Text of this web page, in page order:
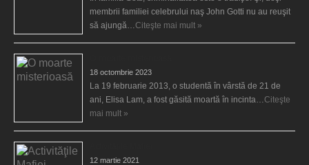
membrii familiei celebrului naş John Gotti nu au reuşit
să ajungă…Citeşte mai mult »
18 octombrie 2023
La 19 februarie 2013, o studentă în vârstă de 21 de
ani, Elisa Lam, a fost găsită moartă în incinta…Citeşte
mai mult »
12 martie 2021